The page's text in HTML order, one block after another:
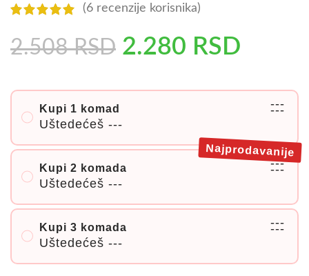
(6 recenzije korisnika)
2.508RSD 2.280 RSD
Kupi 1 komad
Uštedećeš ---
---
---
Kupi 2 komada
Uštedećeš ---
---
---
Najprodavanije
Kupi 3 komada
Uštedećeš ---
---
---